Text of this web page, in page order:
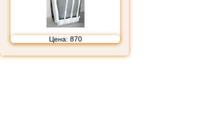
Цена: 870